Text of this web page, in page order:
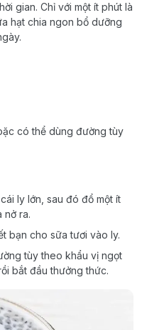
gian. Chỉ với một ít phút là
hạt chia ngon bổ dưỡng
có thể dùng đường tùy
ly lớn, sau đó đổ một ít
nở ra.
bạn cho sữa tươi vào ly.
tùy theo khẩu vị ngọt
bắt đầu thưởng thức.